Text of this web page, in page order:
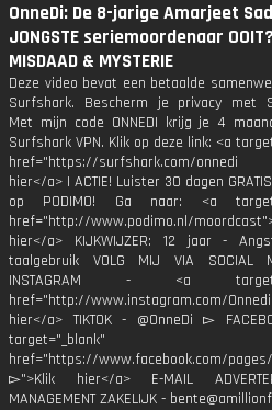
OnneDi: De 8-jarige Amarjeet
JONGSTE seriemoordenaar
MISDAAD & MYSTERIE
Deze video bevat een betaalde
Surfshark. Bescherm je privacy met
Met mijn code ONNEDI krijg je 4
Surfshark VPN. Klik op deze link: <a
href="https://surfshark.com/onnedi
hier</a> | ACTIE! Luister 30 dagen
op PODIMO! Ga naar: <a
href="http://www.podimo.nl/
hier</a> KIJKWIJZER: 12 jaar -
taalgebruik VOLG MIJ VIA SOCIAL
INSTAGRAM - <a
href="http://www.instagram.com/
hier</a> TIKTOK - @OnneDi ▻
target="_blank"
href="https://www.facebook.com/pages/
▻">Klik hier</a> E-MAIL
MANAGEMENT ZAKELIJK -